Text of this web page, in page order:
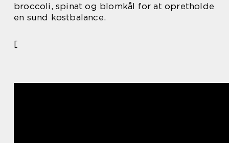
broccoli, spinat og blomkål for at opretholde
en sund kostbalance.
[